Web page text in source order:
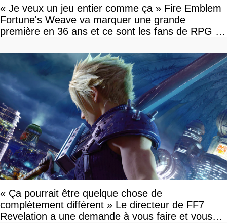
« Je veux un jeu entier comme ça » Fire Emblem
Fortune's Weave va marquer une grande
première en 36 ans et ce sont les fans de RPG en
« Ça pourrait être quelque chose de
complètement différent » Le directeur de FF7
Revelation a une demande à vous faire et vous